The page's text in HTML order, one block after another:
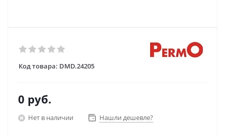
Код товара: DMD.24205
0 руб.
Нет в наличии Нашли дешевле?